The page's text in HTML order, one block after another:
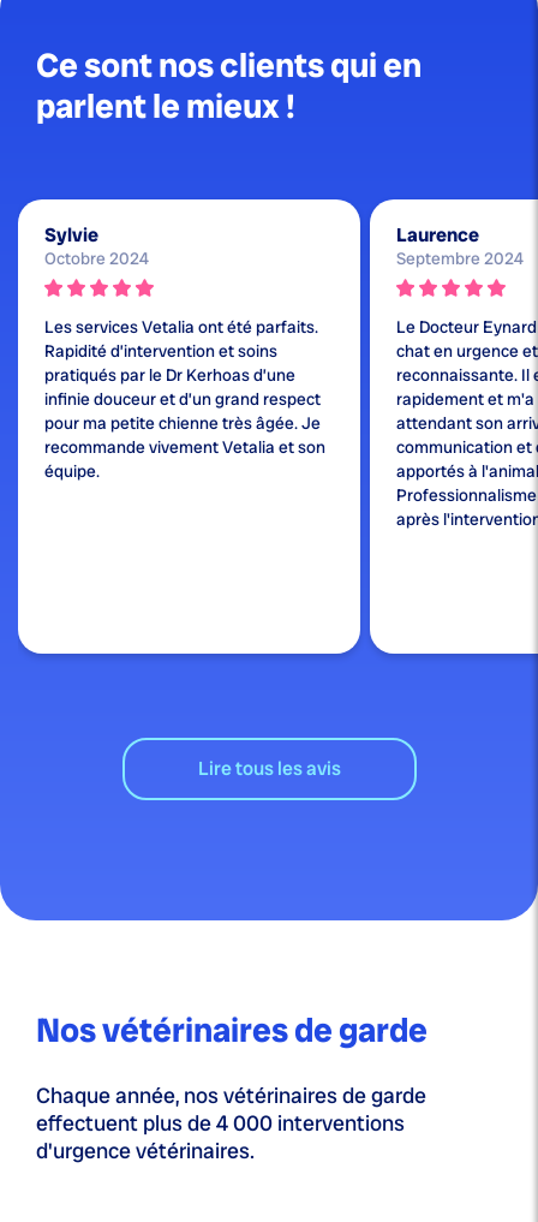
Ce sont nos clients qui en
parlent le mieux !
Sylvie
Octobre 2024
Les services Vetalia ont été parfaits.
Rapidité d’intervention et soins
pratiqués par le Dr Kerhoas d’une
infinie douceur et d’un grand respect
pour ma petite chienne très âgée. Je
recommande vivement Vetalia et son
équipe.
Laurence
Septembre 2024
Le Docteur
chat en urgence
reconnaissante. Il
rapidement et m'a
attendant son
communication et
apportés à
après
Lire tous les avis
Nos vétérinaires de garde
Chaque année, nos vétérinaires de garde
effectuent plus de 4 000 interventions
d'urgence vétérinaires.